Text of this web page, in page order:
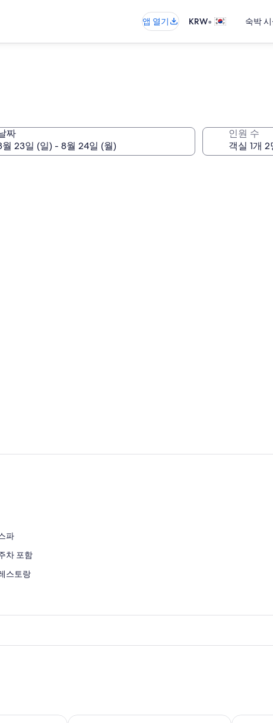
앱 열기 KRW• 숙박
짜 인원 수
파
차 포함
스토랑
, 8월 10 - 8월 11이번 주말 예약 가능 여부 확인, 8월 14 - 8월 16
다음 주